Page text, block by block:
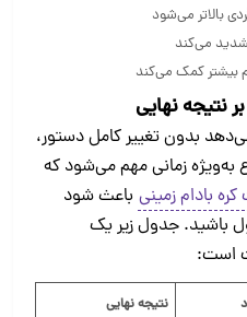
بالاتر می‌شود
می‌کند
بیشتر کمک می‌کند
نتیجه نهایی
بدون تغییر کامل دستور،
به‌ویژه زمانی مهم می‌شود که
بادام زمینی باعث شود
باشید. جدول زیر یک
است:
نتیجه نهایی